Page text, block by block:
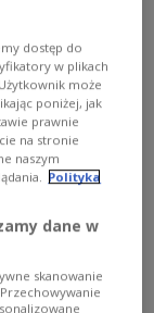
opozycję,
Bartłomiej
dostęp do
w plikach
może
poniżej, jak
prawnie
na stronie
naszym
Polityka
dane w
skanowanie